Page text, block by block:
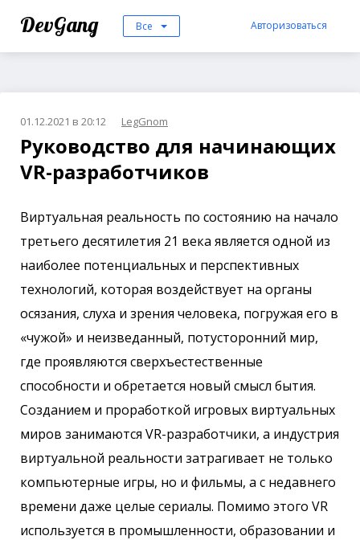
DevGang Все Авторизоваться
01.12.2021 в 20:12 LegGnom
Руководство для начинающих
VR-разработчиков
Виртуальная реальность по состоянию на начало
третьего десятилетия 21 века является одной из
наиболее потенциальных и перспективных
технологий, которая воздействует на органы
осязания, слуха и зрения человека, погружая его в
«чужой» и неизведанный, потусторонний мир,
где проявляются сверхъестественные
способности и обретается новый смысл бытия.
Созданием и проработкой игровых виртуальных
миров занимаются VR-разработчики, а индустрия
виртуальной реальности затрагивает не только
компьютерные игры, но и фильмы, а с недавнего
времени даже целые сериалы. Помимо этого VR
используется в промышленности, образовании и